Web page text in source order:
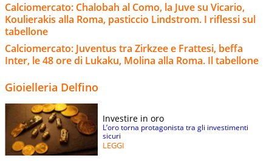
Calciomercato: Chalobah al Como, la Juve su Vicario,
Koulierakis alla Roma, pasticcio Lindstrom. I riflessi sul
tabellone
Calciomercato: Juventus tra Zirkzee e Frattesi, beffa
Inter, le 48 ore di Lukaku, Molina alla Roma. Il tabellone
Gioielleria Delfino
Investire in oro
L’oro torna protagonista tra gli investimenti
sicuri
LEGGI